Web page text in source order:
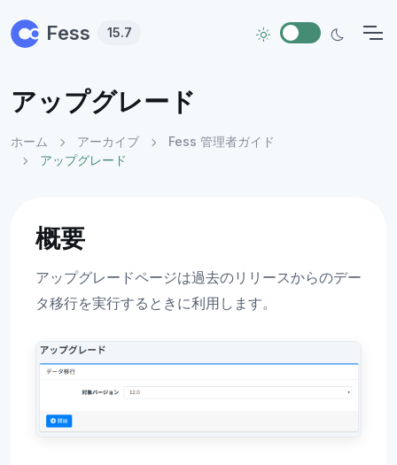
Fess 15.7
アップグレード
ホーム アーカイブ
Fess 管理者ガイド
アップグレード
概要
アップグレードページは過去のリリースからのデー
タ移行を実行するときに利用します。